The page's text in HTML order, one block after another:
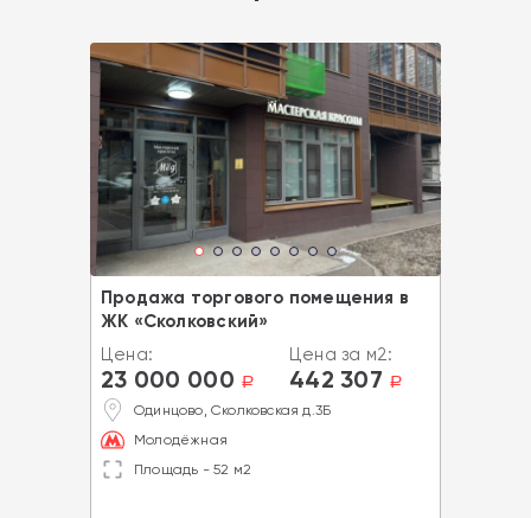
Продажа торгового помещения в
ЖК «Сколковский»
Цена:
23 000 000 a
Цена за м2:
442 307 a
Одинцово, Сколковская д.3Б
Молодёжная
Площадь - 52 м2